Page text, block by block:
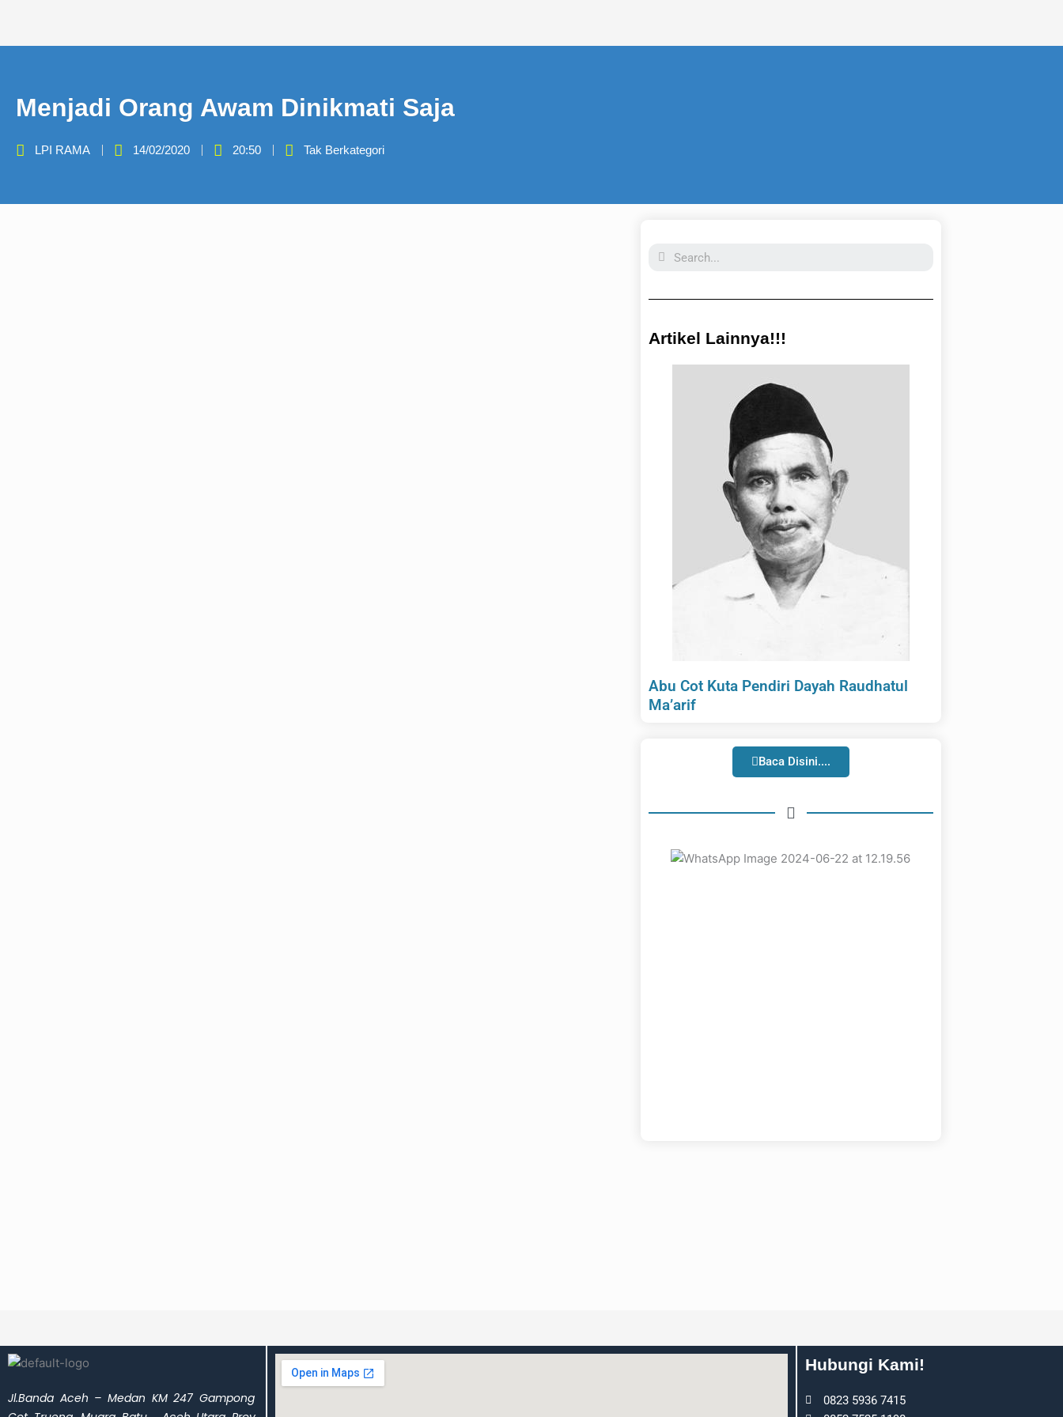
konten
Menjadi Orang Awam Dinikmati Saja
LPI RAMA 14/02/2020 20:50 Tak Berkategori
Artikel Lainnya!!!
Abu Cot Kuta Pendiri Dayah Raudhatul
Ma’arif
Baca Disini....
Jl.Banda Aceh – Medan KM 247 Gampong
Hubungi Kami!
0823 5936 7415